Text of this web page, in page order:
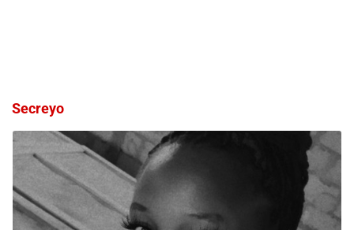
Secreyo